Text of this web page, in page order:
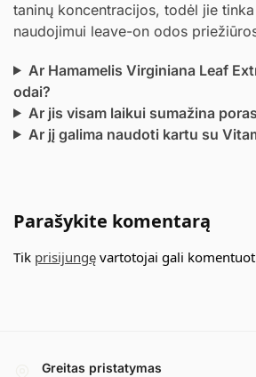
taninų koncentracijos, todėl jie
naudojimui leave-on odos
Ar Hamamelis Virginiana Leaf
odai?
Ar jis visam laikui sumažina
Ar jį galima naudoti kartu su
Parašykite komentarą
Tik prisijungę vartotojai gali
Greitas pristatymas